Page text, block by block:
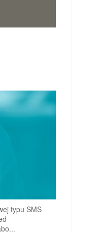
typu SMS